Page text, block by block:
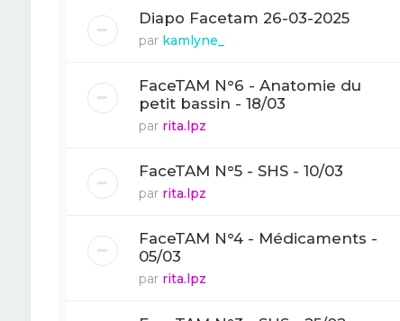
Diapo Facetam 26-03-2025
par kamlyne_
FaceTAM N°6 - Anatomie du
petit bassin - 18/03
par rita.lpz
FaceTAM N°5 - SHS - 10/03
par rita.lpz
FaceTAM N°4 - Médicaments -
05/03
par rita.lpz